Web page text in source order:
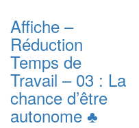
Affiche –
Réduction
Temps de
Travail – 03 : La
chance d’être
autonome ♣